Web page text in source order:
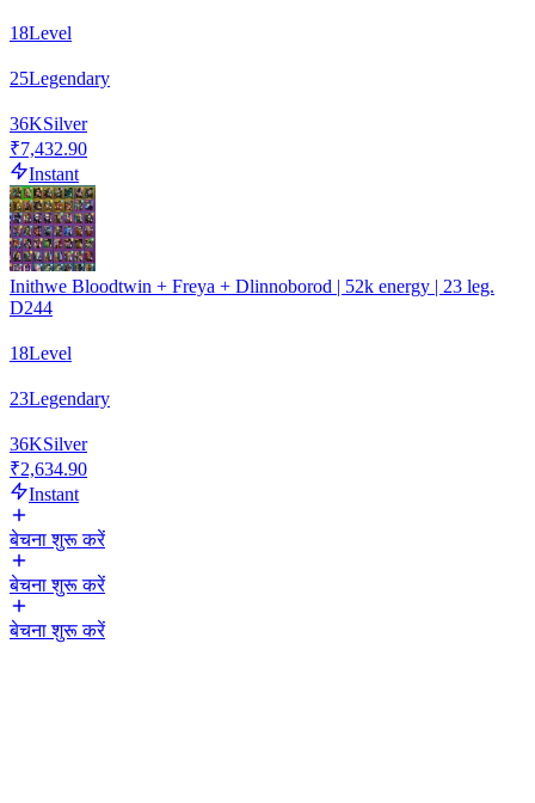
18Level
25Legendary
36KSilver
₹7,432.90
Instant
Inithwe Bloodtwin + Freya + Dlinnoborod | 52k energy | 23 leg.
D244
18Level
23Legendary
36KSilver
₹2,634.90
Instant
बेचना शुरू करें
बेचना शुरू करें
बेचना शुरू करें